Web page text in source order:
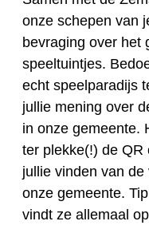
onze schepen van
bevraging over het
speeltuintjes.
echt speelparadijs
jullie mening over
in onze gemeente.
ter plekke(!) de QR
jullie vinden van
onze gemeente.
vindt ze allemaal op